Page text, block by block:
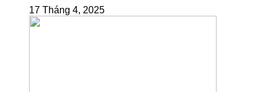
17 Tháng 4, 2025